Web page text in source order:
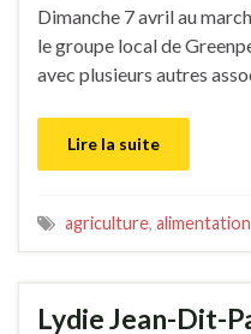
Dimanche 7 avril au
le groupe local de
avec plusieurs autres
Lire la suite
agriculture, alimentation
Lydie Jean-Dit-